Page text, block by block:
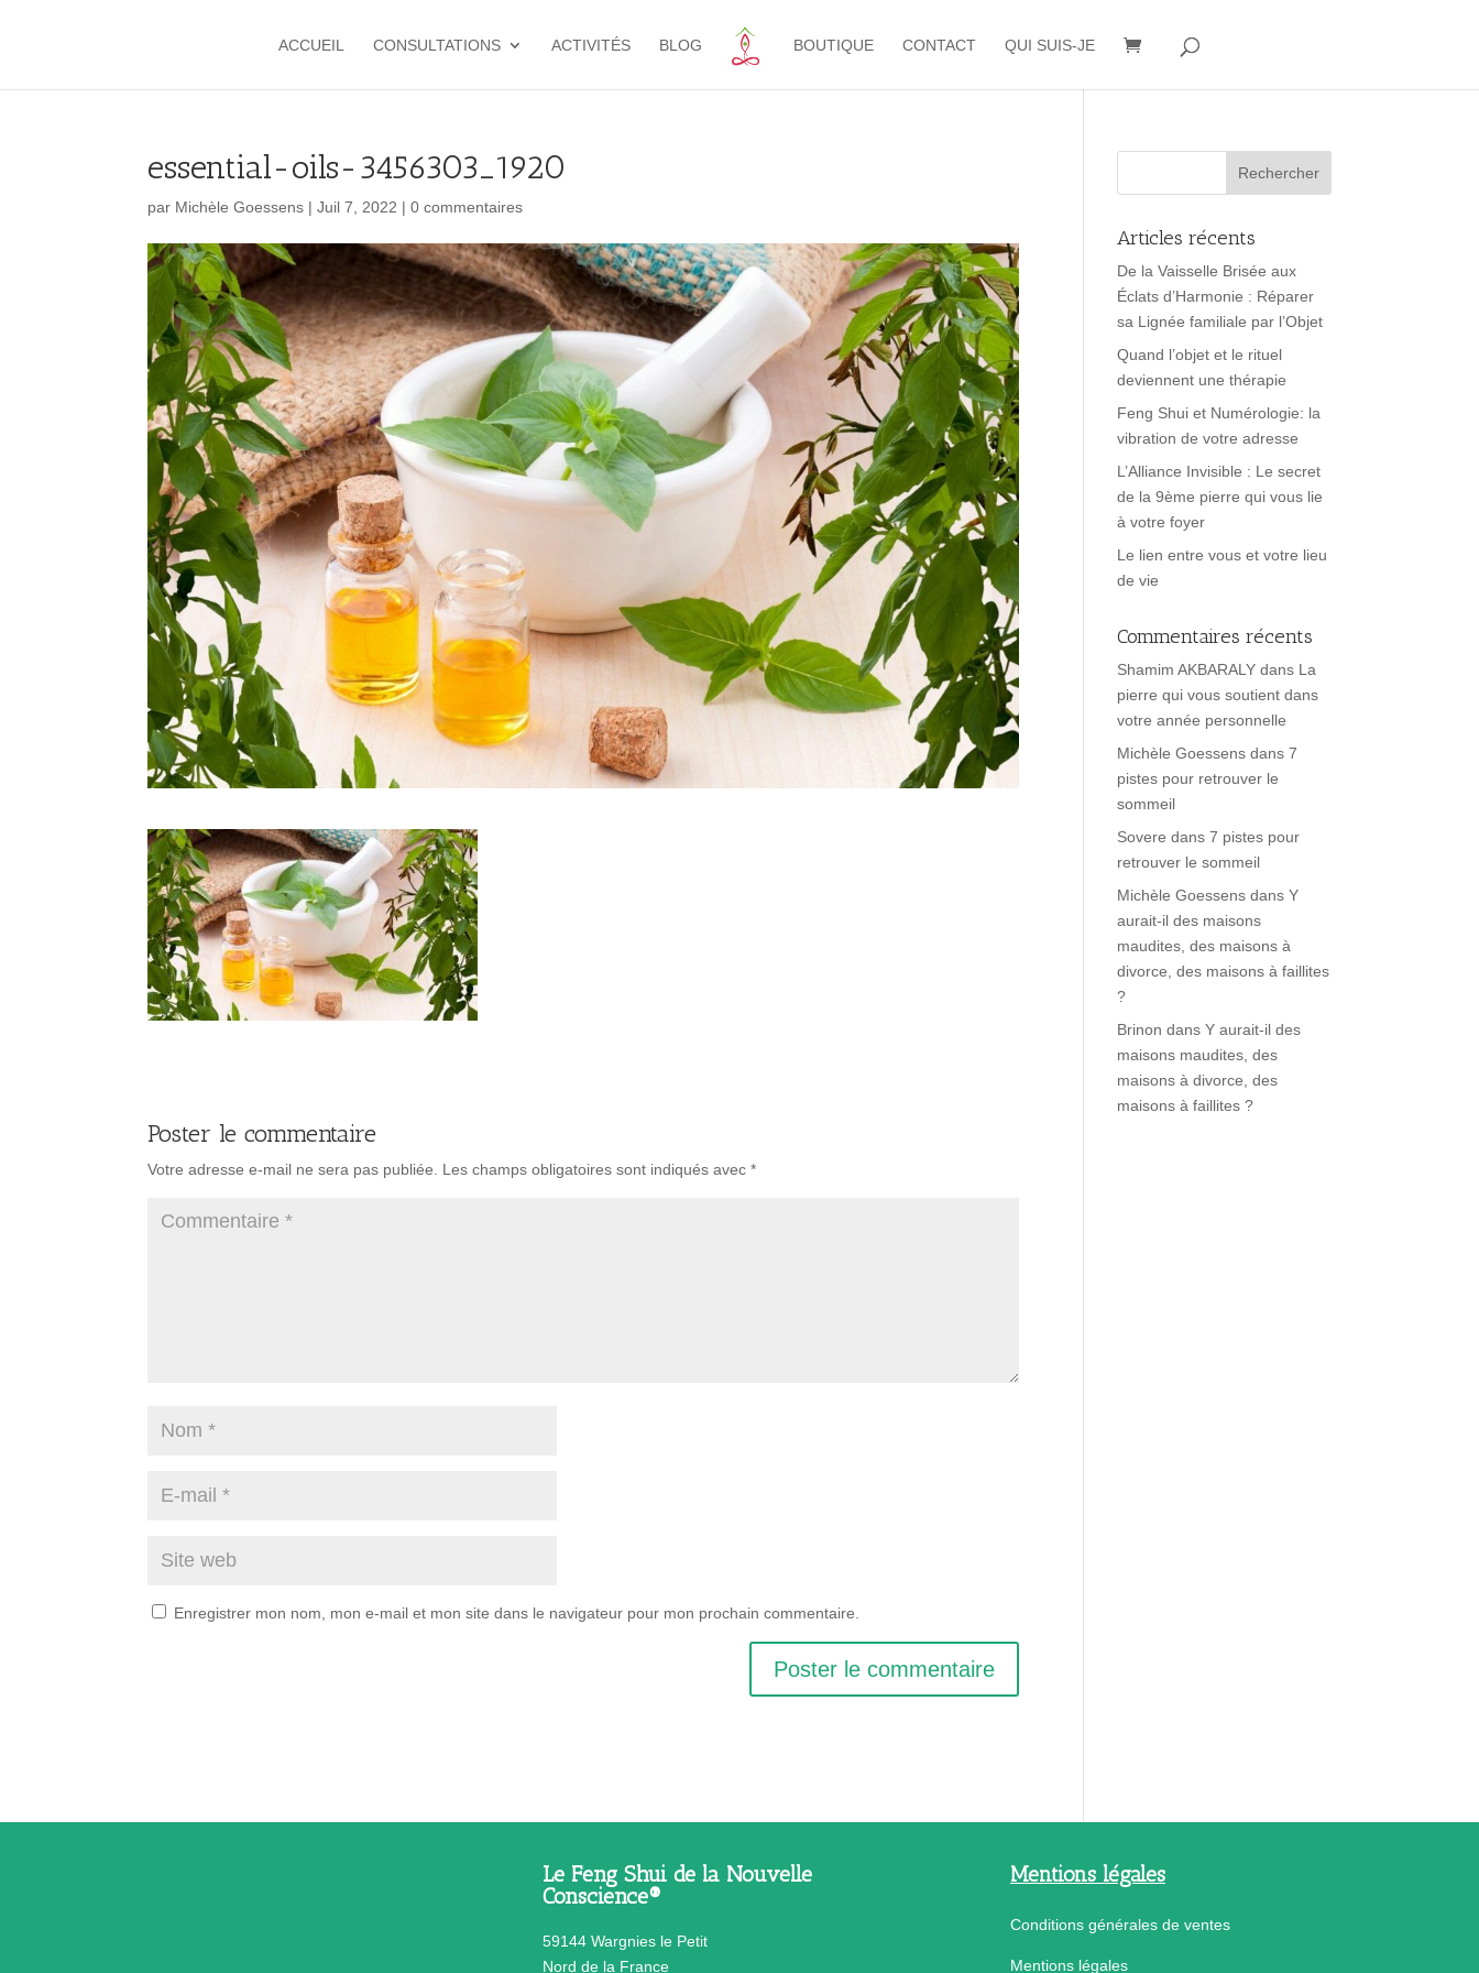
ACCUEIL CONSULTATIONS ACTIVITÉS BLOG BOUTIQUE CONTACT QUI SUIS-JE
essential-oils-3456303_1920
par Michèle Goessens |Juil 7, 2022 |0 commentaires
Poster le commentaire
Votre adresse e-mail ne sera pas publiée. Les champs obligatoires sont indiqués avec*
Enregistrer mon nom, mon e-mail et mon site dans le navigateur pour mon prochain commentaire.
Articles récents
De la Vaisselle Brisée aux
Éclats d’Harmonie : Réparer
sa Lignée familiale par l’Objet
Quand l’objet et le rituel
deviennent une thérapie
Feng Shui et Numérologie: la
vibration de votre adresse
L’Alliance Invisible : Le secret
de la 9ème pierre qui vous lie
à votre foyer
Le lien entre vous et votre lieu
de vie
Commentaires récents
Shamim AKBARALY dans La
pierre qui vous soutient dans
votre année personnelle
Michèle Goessens dans7
pistes pour retrouver le
sommeil
Sovere dans7 pistes pour
retrouver le sommeil
Michèle Goessens dansY
aurait-il des maisons
maudites, des maisons à
divorce, des maisons à faillites
?
Brinon dansY aurait-il des
maisons maudites, des
maisons à divorce, des
maisons à faillites ?
Le Feng Shui de la Nouvelle
Conscience®
59144 Wargnies le Petit
Nord de la France
Mentions légales
Conditions générales de ventes
Mentions légales